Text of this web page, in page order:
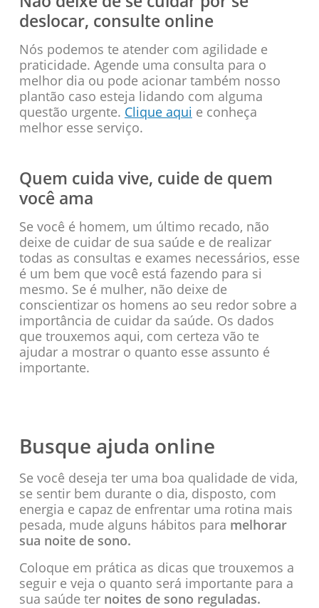
deslocar, consulte online
Nós podemos te atender com agilidade e
praticidade. Agende uma consulta para o
melhor dia ou pode acionar também nosso
plantão caso esteja lidando com alguma
questão urgente. Clique aqui e conheça
melhor esse serviço.
Quem cuida vive, cuide de quem
você ama
Se você é homem, um último recado, não
deixe de cuidar de sua saúde e de realizar
todas as consultas e exames necessários, esse
é um bem que você está fazendo para si
mesmo. Se é mulher, não deixe de
conscientizar os homens ao seu redor sobre a
importância de cuidar da saúde. Os dados
que trouxemos aqui, com certeza vão te
ajudar a mostrar o quanto esse assunto é
importante.
Busque ajuda online
Se você deseja ter uma boa qualidade de vida,
se sentir bem durante o dia, disposto, com
energia e capaz de enfrentar uma rotina mais
pesada, mude alguns hábitos para melhorar
sua noite de sono.
Coloque em prática as dicas que trouxemos a
seguir e veja o quanto será importante para a
sua saúde ter noites de sono reguladas.